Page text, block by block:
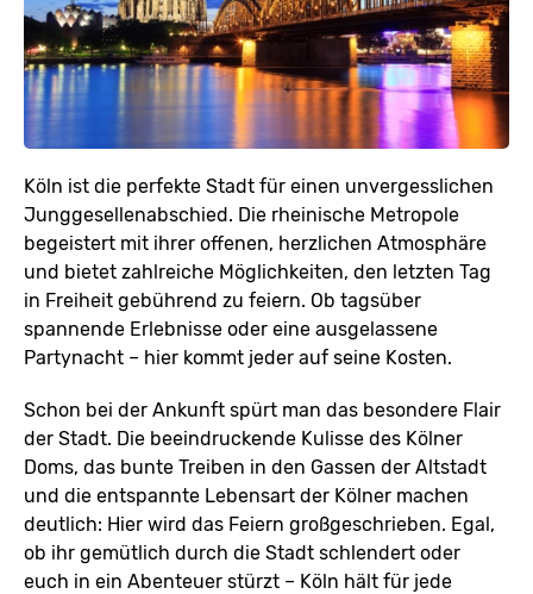
Köln ist die perfekte Stadt für einen unvergesslichen
Junggesellenabschied. Die rheinische Metropole
begeistert mit ihrer offenen, herzlichen Atmosphäre
und bietet zahlreiche Möglichkeiten, den letzten Tag
in Freiheit gebührend zu feiern. Ob tagsüber
spannende Erlebnisse oder eine ausgelassene
Partynacht – hier kommt jeder auf seine Kosten.
Schon bei der Ankunft spürt man das besondere Flair
der Stadt. Die beeindruckende Kulisse des Kölner
Doms, das bunte Treiben in den Gassen der Altstadt
und die entspannte Lebensart der Kölner machen
deutlich: Hier wird das Feiern großgeschrieben. Egal,
ob ihr gemütlich durch die Stadt schlendert oder
euch in ein Abenteuer stürzt – Köln hält für jede